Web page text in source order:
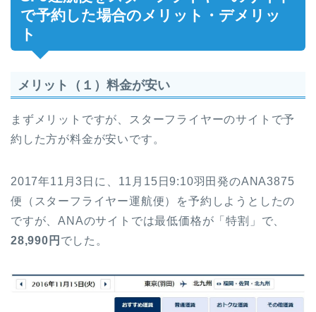
で予約した場合のメリット・デメリッ
ト
メリット（１）料金が安い
まずメリットですが、スターフライヤーのサイトで予
約した方が料金が安いです。
2017年11月3日に、11月15日9:10羽田発のANA3875
便（スターフライヤー運航便）を予約しようとしたの
ですが、ANAのサイトでは最低価格が「特割」で、
28,990円 でした。